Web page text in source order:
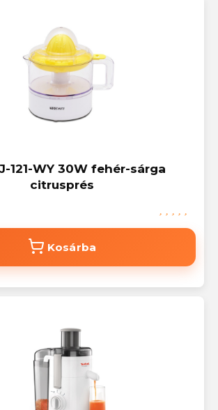
121-WY 30W fehér-sárga
citrusprés
Kosárba